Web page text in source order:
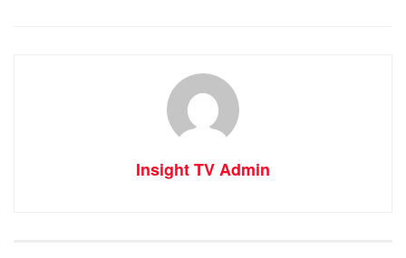
Insight TV Admin